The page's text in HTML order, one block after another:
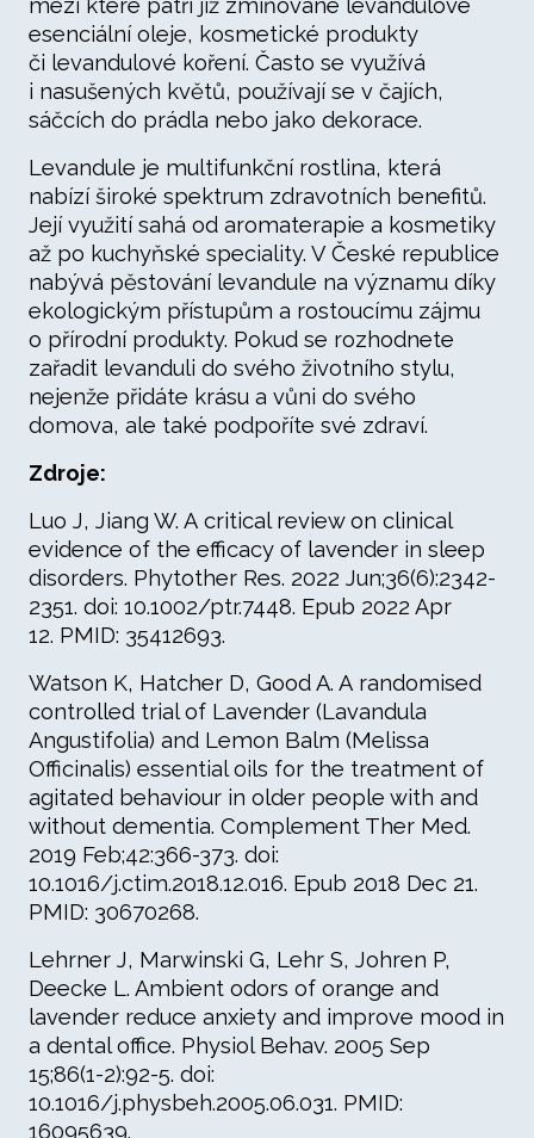
mezi které patří již zmiňované levandulové
esenciální oleje, kosmetické produkty
či levandulové koření. Často se využívá
i nasušených květů, používají se v čajích,
sáčcích do prádla nebo jako dekorace.
Levandule je multifunkční rostlina, která
nabízí široké spektrum zdravotních benefitů.
Její využití sahá od aromaterapie a kosmetiky
až po kuchyňské speciality. V České republice
nabývá pěstování levandule na významu díky
ekologickým přístupům a rostoucímu zájmu
o přírodní produkty. Pokud se rozhodnete
zařadit levanduli do svého životního stylu,
nejenže přidáte krásu a vůni do svého
domova, ale také podpoříte své zdraví.
Zdroje:
Luo J, Jiang W. A critical review on clinical
evidence of the efficacy of lavender in sleep
disorders. Phytother Res. 2022 Jun;36(6):2342-
2351. doi: 10.1002/ptr.7448. Epub 2022 Apr
12. PMID: 35412693.
Watson K, Hatcher D, Good A. A randomised
controlled trial of Lavender (Lavandula
Angustifolia) and Lemon Balm (Melissa
Officinalis) essential oils for the treatment of
agitated behaviour in older people with and
without dementia. Complement Ther Med.
2019 Feb;42:366-373. doi:
10.1016/j.ctim.2018.12.016. Epub 2018 Dec 21.
PMID: 30670268.
Lehrner J, Marwinski G, Lehr S, Johren P,
Deecke L. Ambient odors of orange and
lavender reduce anxiety and improve mood in
a dental office. Physiol Behav. 2005 Sep
15;86(1-2):92-5. doi:
10.1016/j.physbeh.2005.06.031. PMID:
16095639.